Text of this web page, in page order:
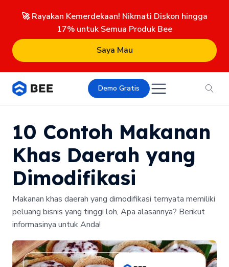
🚀 Rayakan Kemerdekaan! Nikmati Diskon hingga
17% untuk Semua Produk Bee
Saya Mau
Demo Gratis
10 Contoh Makanan
Khas Daerah yang
Dimodifikasi
Makanan khas daerah yang dimodifikasi ternyata memiliki
peluang bisnis yang tinggi loh, Apa alasannya? Berikut
informasinya untuk Anda!